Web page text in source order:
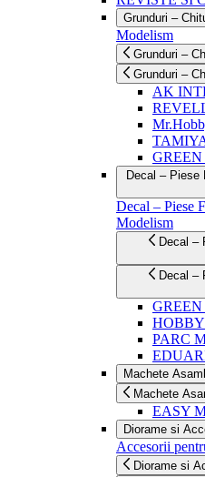
Grunduri –
Modelism
Grunduri –
Grunduri –
AK
Decal – Piese
Decal – Piese
Modelism
Decal – Piese Foto-Gravate și Zimmerit
Decal – Piese Foto-Gravate și Zimmerit
PARC
Machete
Machete
EASY
Diorame si
Accesorii
Diorame si